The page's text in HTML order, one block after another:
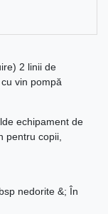
2 linii de
vin pompă
echipament de
pentru copii,
nedorite &; În